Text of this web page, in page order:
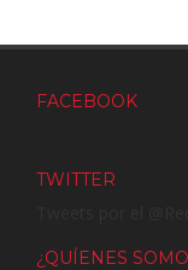
FACEBOOK
TWITTER
¿QUÍENES